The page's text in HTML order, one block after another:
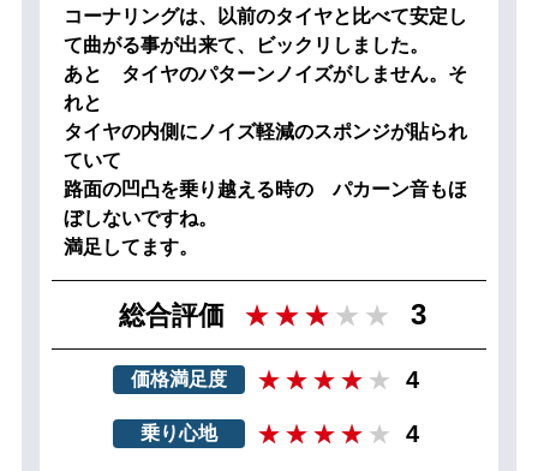
コーナリングは、以前のタイヤと比べて安定し
て曲がる事が出来て、ビックリしました。
あと タイヤのパターンノイズがしません。そ
れと
タイヤの内側にノイズ軽減のスポンジが貼られ
ていて
路面の凹凸を乗り越える時の パカーン音もほ
ぼしないですね。
満足してます。
総合評価 3
価格満足度 4
乗り心地 4